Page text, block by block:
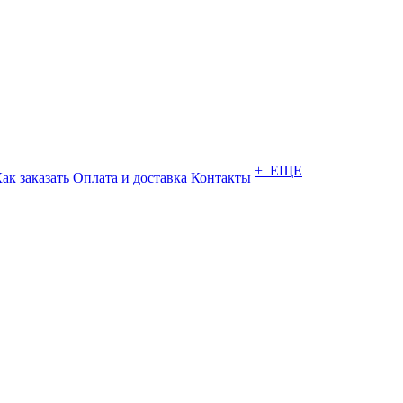
заказать Оплата и доставка Контакты + ЕЩЕ